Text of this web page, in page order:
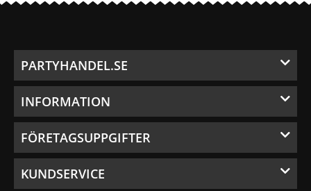
PARTYHANDEL.SE
INFORMATION
FÖRETAGSUPPGIFTER
KUNDSERVICE